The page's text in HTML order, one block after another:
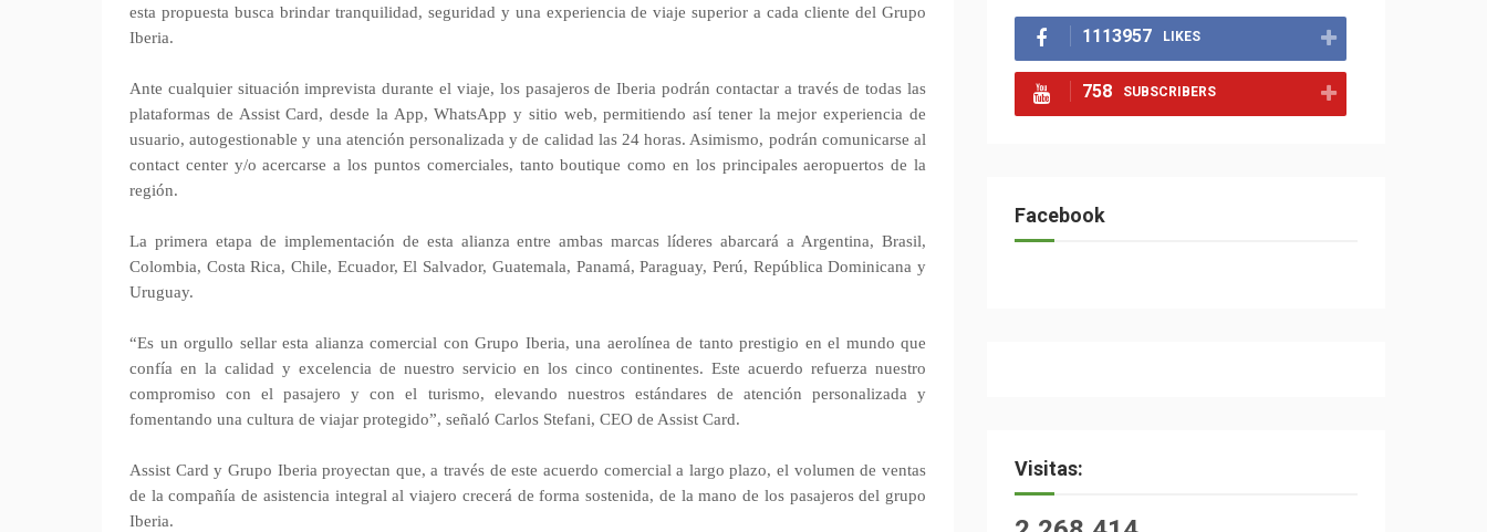
esta propuesta busca brindar tranquilidad, seguridad y una experiencia de viaje superior a cada cliente del Grupo
Iberia.
Ante cualquier situación imprevista durante el viaje, los pasajeros de Iberia podrán contactar a través de todas las
plataformas de Assist Card, desde la App, WhatsApp y sitio web, permitiendo así tener la mejor experiencia de
usuario, autogestionable y una atención personalizada y de calidad las 24 horas. Asimismo, podrán comunicarse al
contact center y/o acercarse a los puntos comerciales, tanto boutique como en los principales aeropuertos de la
región.
La primera etapa de implementación de esta alianza entre ambas marcas líderes abarcará a Argentina, Brasil,
Colombia, Costa Rica, Chile, Ecuador, El Salvador, Guatemala, Panamá, Paraguay, Perú, República Dominicana y
Uruguay.
“Es un orgullo sellar esta alianza comercial con Grupo Iberia, una aerolínea de tanto prestigio en el mundo que
confía en la calidad y excelencia de nuestro servicio en los cinco continentes. Este acuerdo refuerza nuestro
compromiso con el pasajero y con el turismo, elevando nuestros estándares de atención personalizada y
fomentando una cultura de viajar protegido”, señaló Carlos Stefani, CEO de Assist Card.
Assist Card y Grupo Iberia proyectan que, a través de este acuerdo comercial a largo plazo, el volumen de ventas
de la compañía de asistencia integral al viajero crecerá de forma sostenida, de la mano de los pasajeros del grupo
Iberia.
1113957 LIKES
758 SUBSCRIBERS
Facebook
Visitas: